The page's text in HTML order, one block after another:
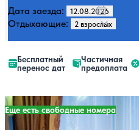
Дата заезда:
Отдыхающие:
Бесплатный
перенос дат
Частичная
предоплата
Еще есть свободные номера